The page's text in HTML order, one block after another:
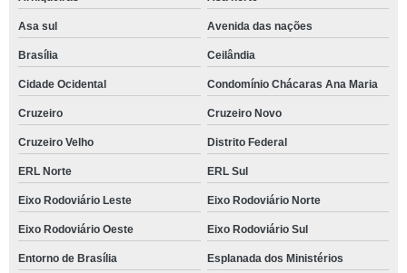
Asa sul Avenida das nações
Brasília Ceilândia
Cidade Ocidental Condomínio Chácaras Ana Maria
Cruzeiro Cruzeiro Novo
Cruzeiro Velho Distrito Federal
ERL Norte ERL Sul
Eixo Rodoviário Leste Eixo Rodoviário Norte
Eixo Rodoviário Oeste Eixo Rodoviário Sul
Entorno de Brasília Esplanada dos Ministérios